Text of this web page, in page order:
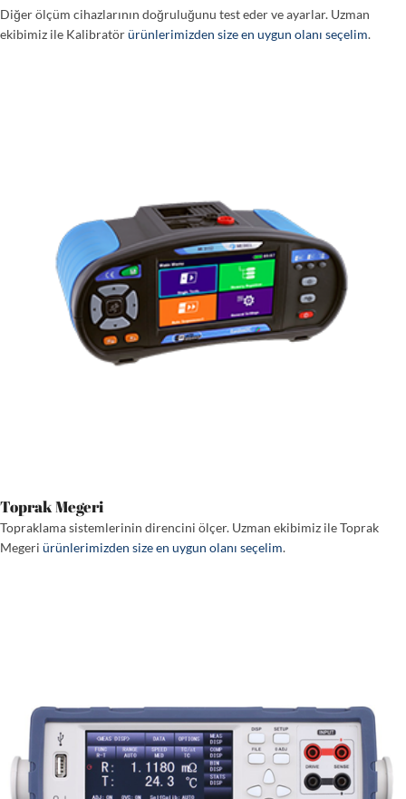
Diğer ölçüm cihazlarının doğruluğunu test eder ve ayarlar. Uzman
ekibimiz ile Kalibratörürünlerimizden size en uygun olanı seçelim.
Toprak Megeri
Topraklama sistemlerinin direncini ölçer. Uzman ekibimiz ile Toprak
Megeri ürünlerimizden size en uygun olanı seçelim.